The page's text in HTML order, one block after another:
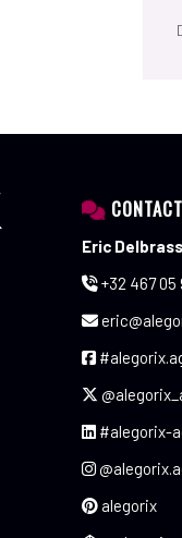
CONTACT
Eric
+32 467 05
#alegorix-
alegorix